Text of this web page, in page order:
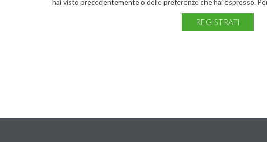
hai visto precedentemente o delle preferenze che hai espresso.
REGISTRATI